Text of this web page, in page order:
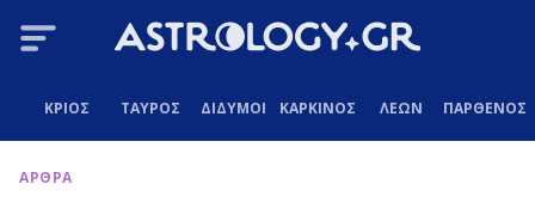
ΚΡΙΟΣ ΤΑΥΡΟΣ ΔΙΔΥΜΟΙ ΚΑΡΚΙΝΟΣ ΛΕΩΝ ΠΑΡΘΕΝΟΣ
ΑΡΘΡΑ